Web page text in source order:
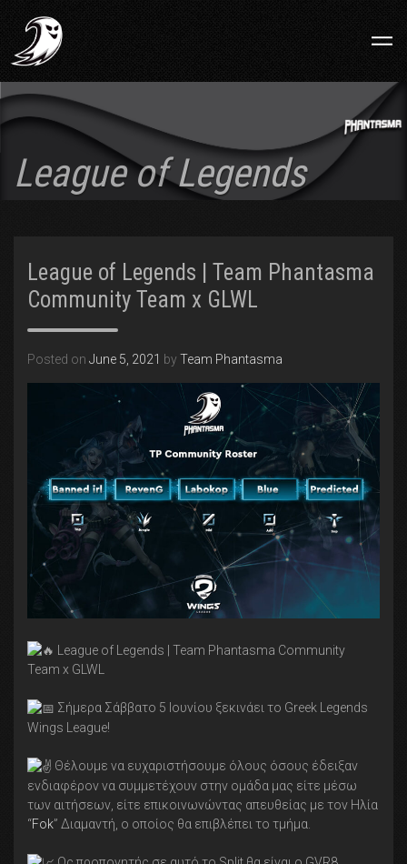
League of Legends
League of Legends | Team Phantasma
Community Team x GLWL
Posted on June 5, 2021 by Team Phantasma
League of Legends | Team Phantasma Community
Team x GLWL
Σήμερα Σάββατο 5 Ιουνίου ξεκινάει το Greek Legends
Wings League!
Θέλουμε να ευχαριστήσουμε όλους όσους έδειξαν
ενδιαφέρον να συμμετέχουν στην ομάδα μας είτε μέσω
των αιτήσεων, είτε επικοινωνώντας απευθείας με τον Ηλία
“Fok” Διαμαντή, ο οποίος θα επιβλέπει το τμήμα.